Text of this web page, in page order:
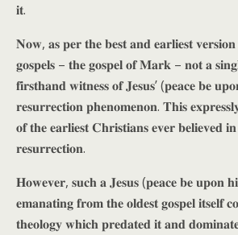
𝐢𝐭.
𝐍𝐨𝐰, 𝐚𝐬 𝐩𝐞𝐫 𝐭𝐡𝐞 𝐛𝐞𝐬𝐭 𝐚𝐧𝐝 𝐞𝐚𝐫𝐥𝐢𝐞𝐬𝐭 𝐯𝐞𝐫𝐬𝐢𝐨𝐧
𝐠𝐨𝐬𝐩𝐞𝐥𝐬 – 𝐭𝐡𝐞 𝐠𝐨𝐬𝐩𝐞𝐥 𝐨𝐟 𝐌𝐚𝐫𝐤 – 𝐧𝐨𝐭 𝐚
𝐟𝐢𝐫𝐬𝐭𝐡𝐚𝐧𝐝 𝐰𝐢𝐭𝐧𝐞𝐬𝐬 𝐨𝐟 𝐉𝐞𝐬𝐮𝐬’ (𝐩𝐞𝐚𝐜𝐞 𝐛𝐞
𝐫𝐞𝐬𝐮𝐫𝐫𝐞𝐜𝐭𝐢𝐨𝐧 𝐩𝐡𝐞𝐧𝐨𝐦𝐞𝐧𝐨𝐧. 𝐓𝐡𝐢𝐬
𝐨𝐟 𝐭𝐡𝐞 𝐞𝐚𝐫𝐥𝐢𝐞𝐬𝐭 𝐂𝐡𝐫𝐢𝐬𝐭𝐢𝐚𝐧𝐬 𝐞𝐯𝐞𝐫 𝐛𝐞𝐥𝐢𝐞𝐯𝐞𝐝
𝐫𝐞𝐬𝐮𝐫𝐫𝐞𝐜𝐭𝐢𝐨𝐧.
𝐇𝐨𝐰𝐞𝐯𝐞𝐫, 𝐬𝐮𝐜𝐡 𝐚 𝐉𝐞𝐬𝐮𝐬 (𝐩𝐞𝐚𝐜𝐞 𝐛𝐞 𝐮𝐩𝐨𝐧
𝐞𝐦𝐚𝐧𝐚𝐭𝐢𝐧𝐠 𝐟𝐫𝐨𝐦 𝐭𝐡𝐞 𝐨𝐥𝐝𝐞𝐬𝐭 𝐠𝐨𝐬𝐩𝐞𝐥 𝐢𝐭𝐬𝐞𝐥𝐟
𝐭𝐡𝐞𝐨𝐥𝐨𝐠𝐲 𝐰𝐡𝐢𝐜𝐡 𝐩𝐫𝐞𝐝𝐚𝐭𝐞𝐝 𝐢𝐭 𝐚𝐧𝐝